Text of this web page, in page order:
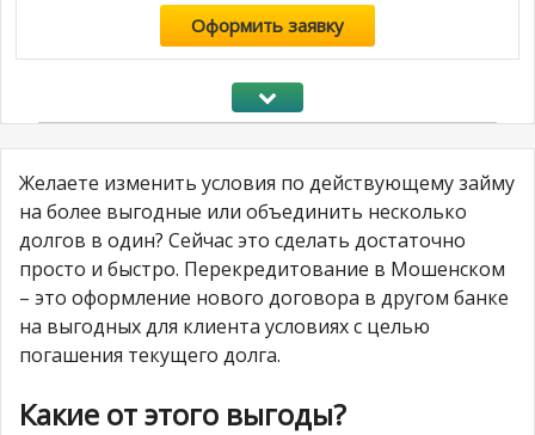
Оформить заявку
Желаете изменить условия по действующему займу
на более выгодные или объединить несколько
долгов в один? Сейчас это сделать достаточно
просто и быстро. Перекредитование в Мошенском
– это оформление нового договора в другом банке
на выгодных для клиента условиях с целью
погашения текущего долга.
Какие от этого выгоды?